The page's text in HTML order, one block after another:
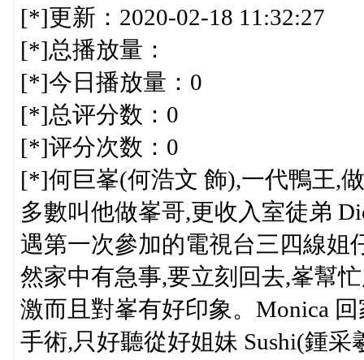
[*]更新：2020-02-18 11:32:27
[*]总播放量：
[*]今日播放量：0
[*]总评分数：0
[*]评分次数：0
[*]何巨峯(何浩文 飾),一代鴨王,
多數叫他做峯哥,更收入室徒弟
遇第一次參加的電視台三四線姐
然家中有急事,要立刻回去,峯幫
激而且對峯有好印象。Monica
手術,只好聽從好姐妹 Sushi(鍾